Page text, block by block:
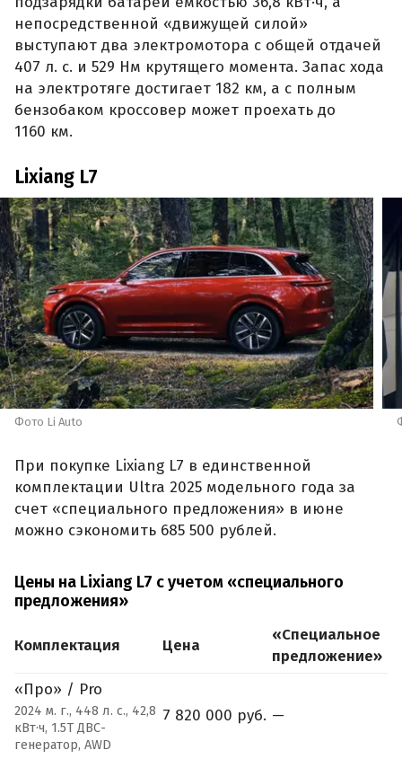
непосредственной «движущей силой»
выступают два электромотора с общей отдачей
407 л. с. и 529 Нм крутящего момента. Запас хода
на электротяге достигает 182 км, а с полным
бензобаком кроссовер может проехать до
1160 км.
Lixiang L7
Фото Li Auto
При покупке Lixiang L7 в единственной
комплектации Ultra 2025 модельного года за
счет «специального предложения» в июне
можно сэкономить 685 500 рублей.
Цены на Lixiang L7 с учетом «специального
предложения»
Комплектация Цена
«Специальное
предложение»
«Про» / Pro
2024 м. г., 448 л. с., 42,8
кВт·ч, 1.5T ДВС-
генератор, AWD
7 820 000 руб. —